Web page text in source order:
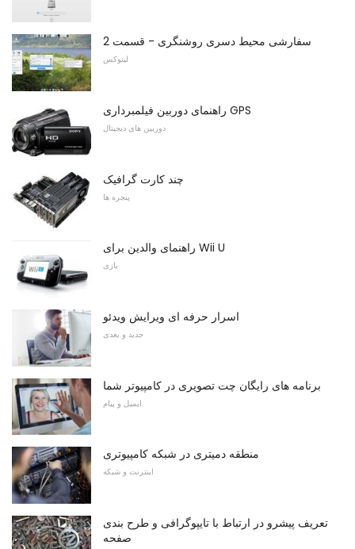
سفارشی محیط دسری روشنگری - قسمت 2
لینوکس
راهنمای دوربین فیلمبرداری GPS
دوربین های دیجیتال
چند کارت گرافیک
پنجره ها
راهنمای والدین برای Wii U
بازی
اسرار حرفه ای ویرایش ویدئو
جدید و بعدی
برنامه های رایگان چت تصویری در کامپیوتر شما
ایمیل و پیام
منطقه دمیتری در شبکه کامپیوتری
اینترنت و شبکه
تعریف پیشرو در ارتباط با تایپوگرافی و طرح بندی
صفحه